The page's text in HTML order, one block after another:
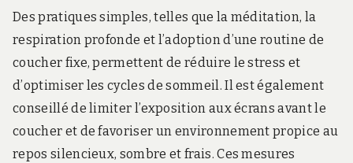
Des pratiques simples, telles que la méditation, la
respiration profonde et l’adoption d’une routine de
coucher fixe, permettent de réduire le stress et
d’optimiser les cycles de sommeil. Il est également
conseillé de limiter l’exposition aux écrans avant le
coucher et de favoriser un environnement propice au
repos silencieux, sombre et frais. Ces mesures